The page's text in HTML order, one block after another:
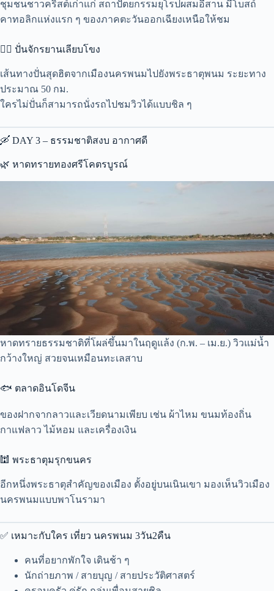
ชุมชนชาวคริสต์เก่าแก่ สถาปัตยกรรมยุโรปผสมอีสาน มีโบสถ์
คาทอลิกแห่งแรก ๆ ของภาคตะวันออกเฉียงเหนือให้ชม
🚴‍♀️ ปั่นจักรยานเลียบโขง
เส้นทางปั่นสุดฮิตจากเมืองนครพนมไปยังพระธาตุพนม ระยะทาง
ประมาณ 50 กม.
ใครไม่ปั่นก็สามารถนั่งรถไปชมวิวได้แบบชิล ๆ
🛶 DAY 3 – ธรรมชาติสงบ อากาศดี
🌿 หาดทรายทองศรีโคตรบูรณ์
หาดทรายธรรมชาติที่โผล่ขึ้นมาในฤดูแล้ง (ก.พ. – เม.ย.) วิวแม่น้ำ
กว้างใหญ่ สวยจนเหมือนทะเลสาบ
🐟 ตลาดอินโดจีน
ของฝากจากลาวและเวียดนามเพียบ เช่น ผ้าไหม ขนมท้องถิ่น
กาแฟลาว ไม้หอม และเครื่องเงิน
🕍 พระธาตุมรุกขนคร
อีกหนึ่งพระธาตุสำคัญของเมือง ตั้งอยู่บนเนินเขา มองเห็นวิวเมือง
นครพนมแบบพาโนรามา
✅ เหมาะกับใคร เที่ยว นครพนม 3วัน2คืน
คนที่อยากพักใจ เดินช้า ๆ
นักถ่ายภาพ / สายบุญ / สายประวัติศาสตร์